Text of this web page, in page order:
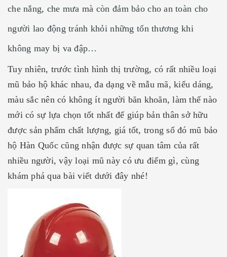
che nắng, che mưa mà còn đảm bảo cho an toàn cho
người lao động tránh khỏi những tổn thương khi
không may bị va đập…
Tuy nhiên, trước tình hình thị trường, có rất nhiều loại
mũ bảo hộ khác nhau, đa dạng về mẫu mã, kiểu dáng,
màu sắc nên có không ít người băn khoăn, làm thế nào
mới có sự lựa chọn tốt nhất để giúp bản thân sở hữu
được sản phẩm chất lượng, giá tốt, trong số đó mũ bảo
hộ Hàn Quốc cũng nhận được sự quan tâm của rất
nhiều người, vậy loại mũ này có ưu điểm gì, cùng
khám phá qua bài viết dưới đây nhé!